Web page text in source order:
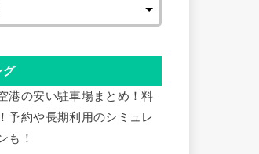
グ
港の安い駐車場まとめ！料
予約や長期利用のシミュレ
も！